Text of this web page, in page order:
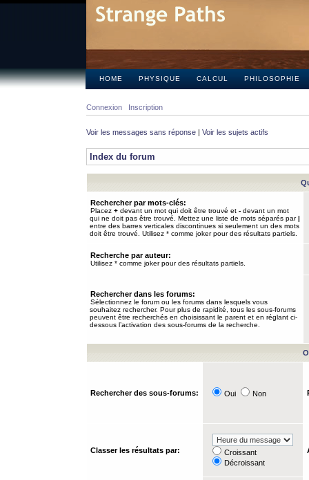
HOME PHYSIQUE CALCUL PHILOSOPHIE
Connexion Inscription
Voir les messages sans réponse | Voir les sujets actifs
Index du forum
Rechercher par mots-clés:
Placez + devant un mot qui doit être trouvé et - devant un mot
qui ne doit pas être trouvé. Mettez une liste de mots séparés par|
entre des barres verticales discontinues si seulement un des mots
doit être trouvé. Utilisez * comme joker pour des résultats partiels.
Recherche par auteur:
Utilisez * comme joker pour des résultats partiels.
Rechercher dans les forums:
Sélectionnez le forum ou les forums dans lesquels vous
souhaitez rechercher. Pour plus de rapidité, tous les sous-forums
peuvent être recherchés en choisissant le parent et en réglant ci-
dessous l’activation des sous-forums de la recherche.
Rechercher des sous-forums: Oui Non
Classer les résultats par:
Croissant
Décroissant